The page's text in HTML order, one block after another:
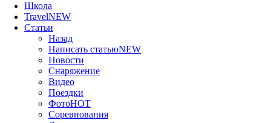
Школа
TravelNEW
Статьи
Назад
Написать статьюNEW
Новости
Снаряжение
Видео
Поездки
ФотоHOT
Соревнования